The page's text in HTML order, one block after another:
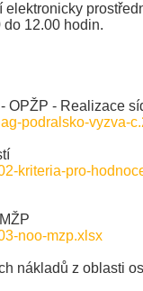
elektronicky
do 12.00 hodin.
OPŽP - Realizace
podralsko-vyzva-
kriteria-pro-
noo-mzp.xlsx
nákladů z oblasti